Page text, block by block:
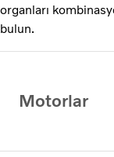
organları
bulun.
Motorlar